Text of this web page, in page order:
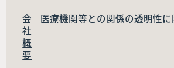
会
社
概
要
医療機関等との関係の透明性